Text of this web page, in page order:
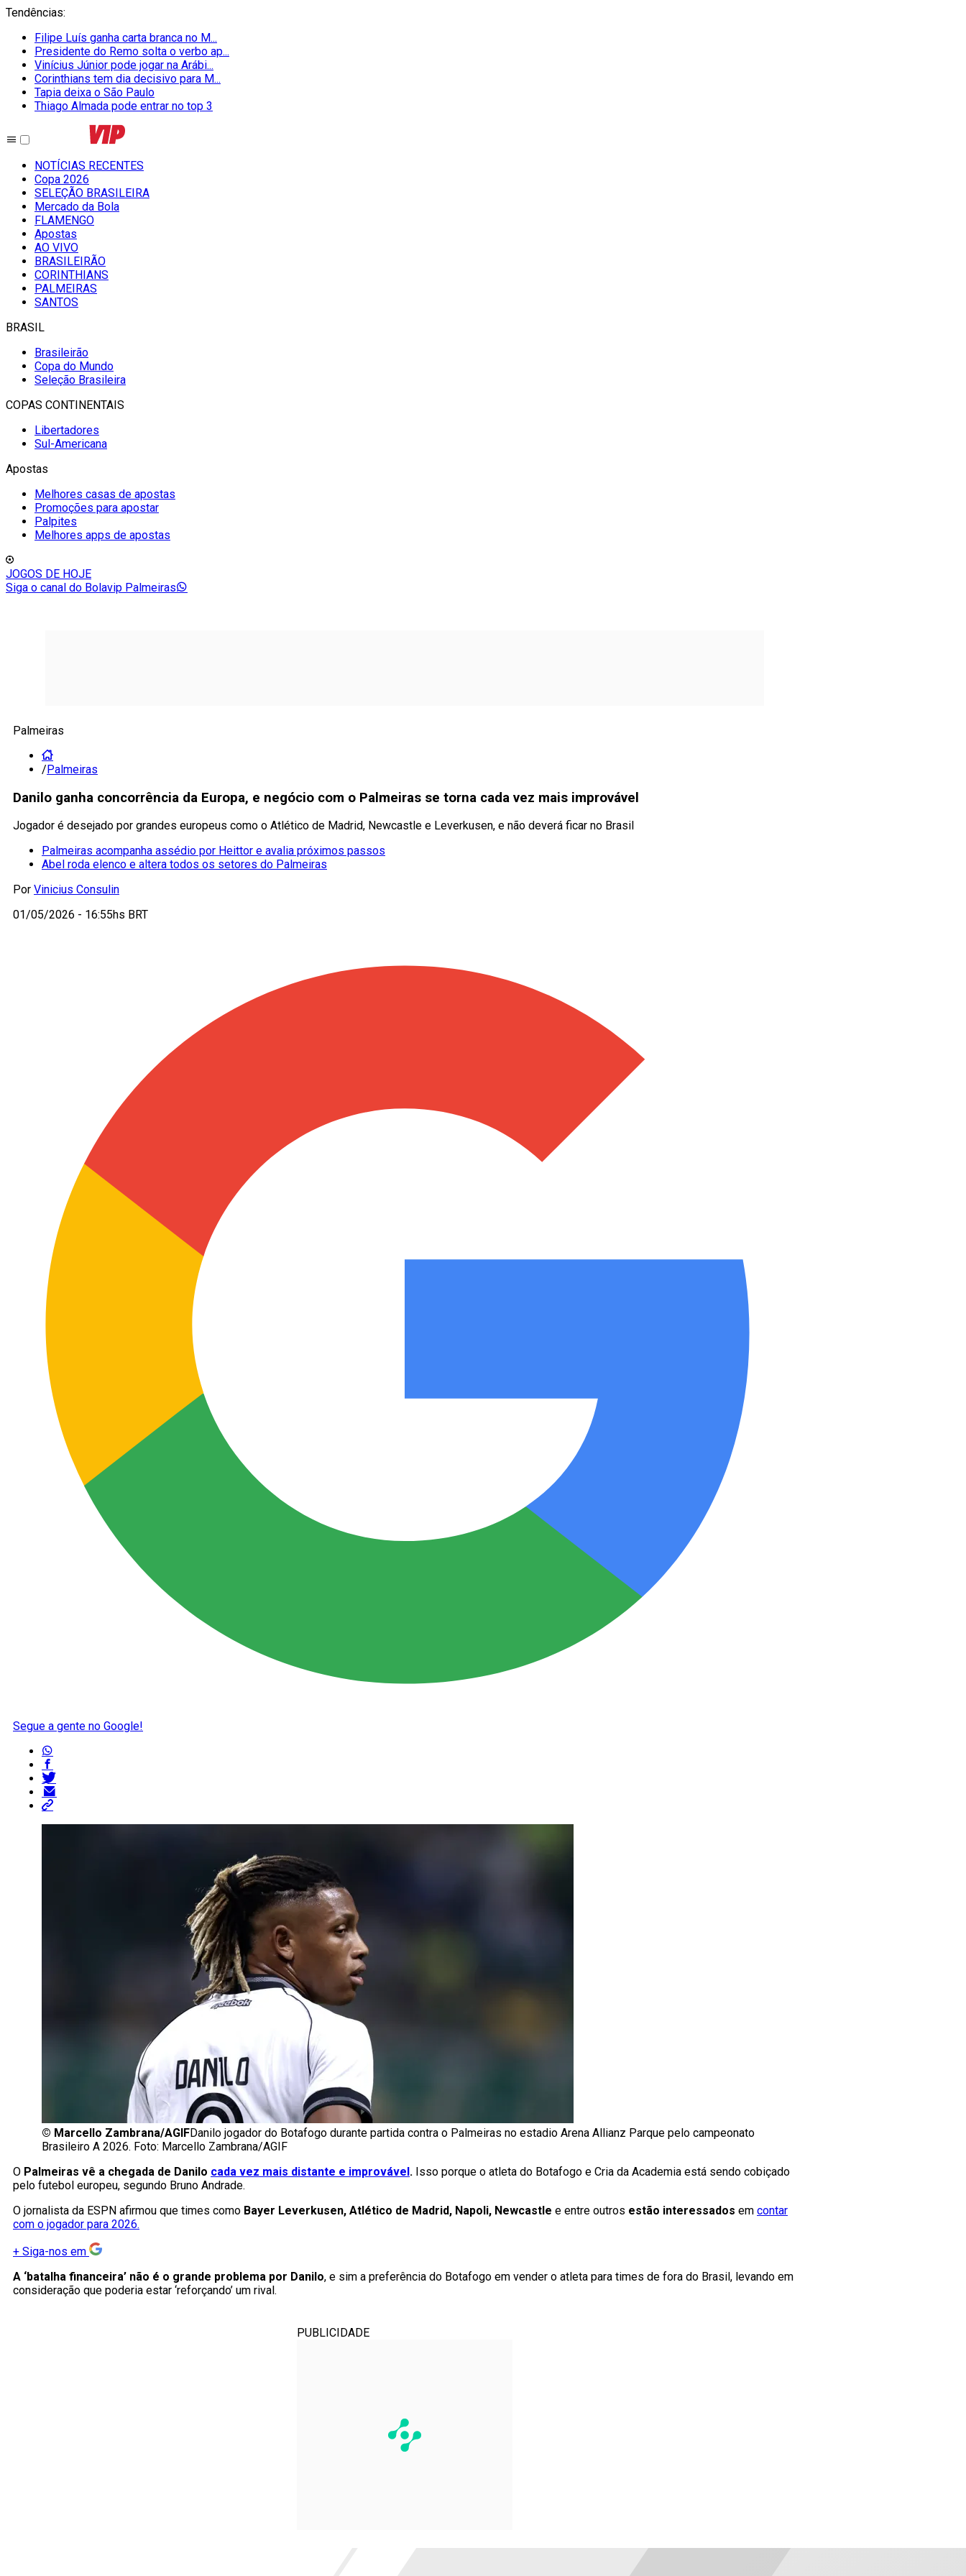
Tendências:
Filipe Luís ganha carta branca no M...
Presidente do Remo solta o verbo ap...
Vinícius Júnior pode jogar na Arábi...
Corinthians tem dia decisivo para M...
Tapia deixa o São Paulo
Thiago Almada pode entrar no top 3
NOTÍCIAS RECENTES
Copa 2026
SELEÇÃO BRASILEIRA
Mercado da Bola
FLAMENGO
Apostas
AO VIVO
BRASILEIRÃO
CORINTHIANS
PALMEIRAS
SANTOS
BRASIL
Brasileirão
Copa do Mundo
Seleção Brasileira
COPAS CONTINENTAIS
Libertadores
Sul-Americana
Apostas
Melhores casas de apostas
Promoções para apostar
Palpites
Melhores apps de apostas
JOGOS DE HOJE
Siga o canal do Bolavip Palmeiras
Palmeiras
/Palmeiras
Danilo ganha concorrência da Europa, e negócio com o Palmeiras se torna cada vez mais improvável
Jogador é desejado por grandes europeus como o Atlético de Madrid, Newcastle e Leverkusen, e não deverá ficar no Brasil
Palmeiras acompanha assédio por Heittor e avalia próximos passos
Abel roda elenco e altera todos os setores do Palmeiras
Por Vinicius Consulin
01/05/2026 - 16:55hs BRT
Segue a gente no Google!
© Marcello Zambrana/AGIFDanilo jogador do Botafogo durante partida contra o Palmeiras no estadio Arena Allianz Parque pelo campeonato
Brasileiro A 2026. Foto: Marcello Zambrana/AGIF
O Palmeiras vê a chegada de Danilo cada vez mais distante e improvável . Isso porque o atleta do Botafogo e Cria da Academia está sendo cobiçado
pelo futebol europeu, segundo Bruno Andrade.
O jornalista da ESPN afirmou que times como Bayer Leverkusen, Atlético de Madrid, Napoli, Newcastle e entre outros estão interessados em contar
com o jogador para 2026.
+ Siga-nos em
A ‘batalha financeira’ não é o grande problema por Danilo, e sim a preferência do Botafogo em vender o atleta para times de fora do Brasil, levando em
consideração que poderia estar ‘reforçando’ um rival.
PUBLICIDADE